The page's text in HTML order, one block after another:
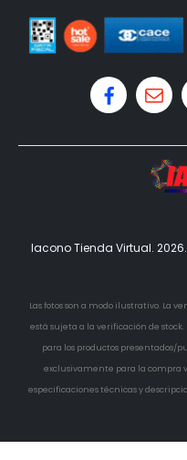
Iacono Tienda Virtual.
Las fotos son a modo ilustrativo. La
está sujeta a la verificación de
para los productos presentados/
exclusivamente para la compra
especificaciones técnicas y